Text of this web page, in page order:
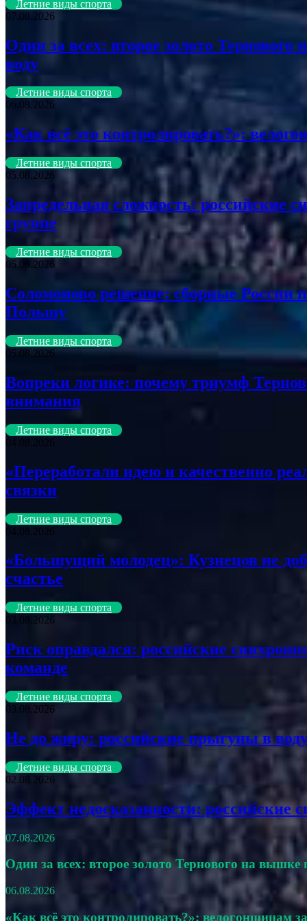
Летние виды спорта
07.08.2026
Один за всех: второе золото
воду
Летние виды спорта
06.08.2026
«Как всё это контролировать?»:
Летние виды спорта
05.08.2026
Запредельная сложность: российские
группе
Летние виды спорта
05.08.2026
Соломоново решение: сборные России
Польшу
Летние виды спорта
05.08.2026
Вопреки логике: почему триумф
внимания
Летние виды спорта
04.08.2026
«Переработали идею и качественно
связки
Летние виды спорта
04.08.2026
«Большущий молодец»: Кузнецов не
счастье
Летние виды спорта
03.08.2026
Риск оправдался: российские
команде
Летние виды спорта
03.08.2026
Не до жиру: российские прыгуны в
Летние виды спорта
02.08.2026
Эффект недосказанности: российские
07.08.2026
Один за всех: второе золото Тернового на
06.08.2026
«Как всё это контролировать?»: велогонщицам